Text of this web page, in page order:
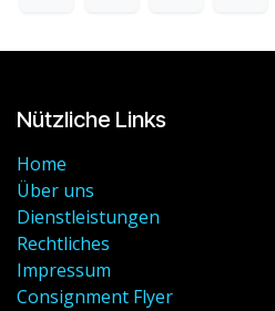
Nützliche Links
Home
Über uns
Dienstleistungen
Rechtliches
Impressum
Consignment Flyer